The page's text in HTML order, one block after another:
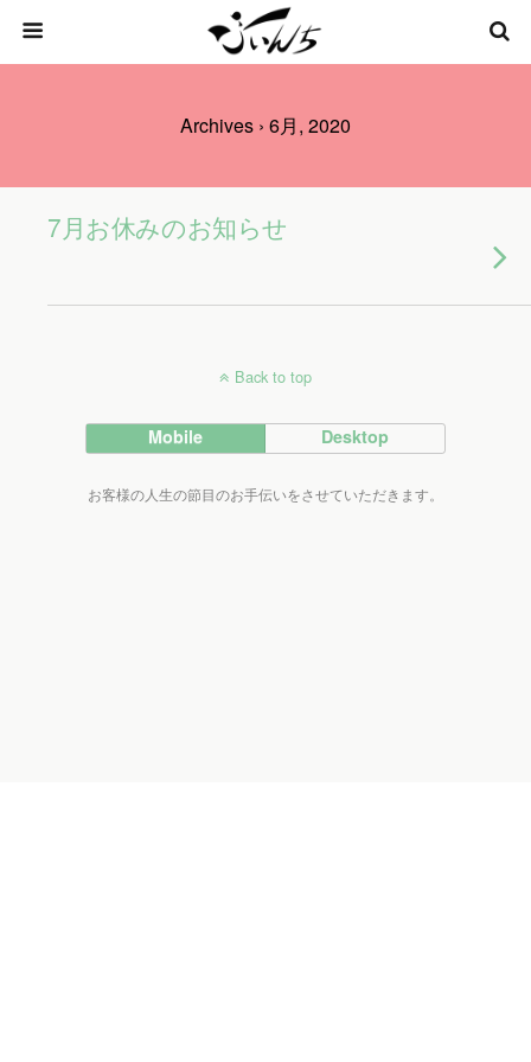
Archives › 6月, 2020
7月お休みのお知らせ
Back to top
Mobile Desktop
お客様の人生の節目のお手伝いをさせていただきます。